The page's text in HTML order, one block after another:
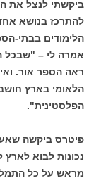
ביקשתי לנצל את
להתרכז בנושא
הלימודים בבתי-
אמרה לי – "שבכל
ראה הספר אור.
הלאומי בארץ
הפלסטינית".
פיטרס ביקשה
נכונות לבוא לארץ
מראש על כל